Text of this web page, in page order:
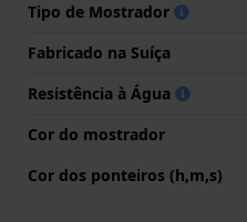
Tipo de Mostrador
Fabricado na Suíça
Resistência à Água
Cor do mostrador
Cor dos ponteiros (h,m,s)